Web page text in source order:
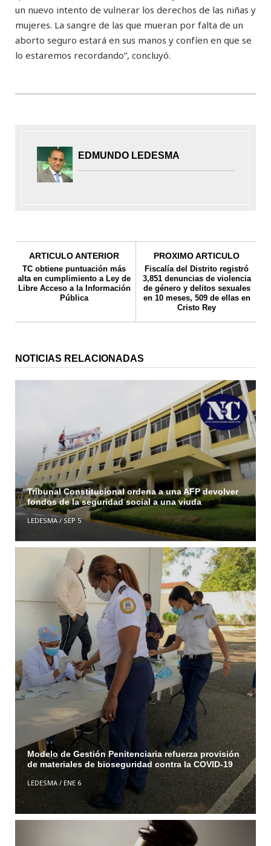
un nuevo intento de vulnerar los derechos de las niñas y
mujeres. La sangre de las que mueran por falta de un
aborto seguro estará en sus manos y confíen en que se
lo estaremos recordando”, concluyó.
EDMUNDO LEDESMA
ARTICULO ANTERIOR
TC obtiene puntuación más
alta en cumplimiento a Ley de
Libre Acceso a la Información
Pública
PROXIMO ARTICULO
Fiscalía del Distrito registró
3,851 denuncias de violencia
de género y delitos sexuales
en 10 meses, 509 de ellas en
Cristo Rey
NOTICIAS RELACIONADAS
Tribunal Constitucional ordena a una AFP devolver
fondos de la seguridad social a una viuda
LEDESMA/ SEP 5
Modelo de Gestión Penitenciaria refuerza provisión
de materiales de bioseguridad contra la COVID-19
LEDESMA/ ENE 6